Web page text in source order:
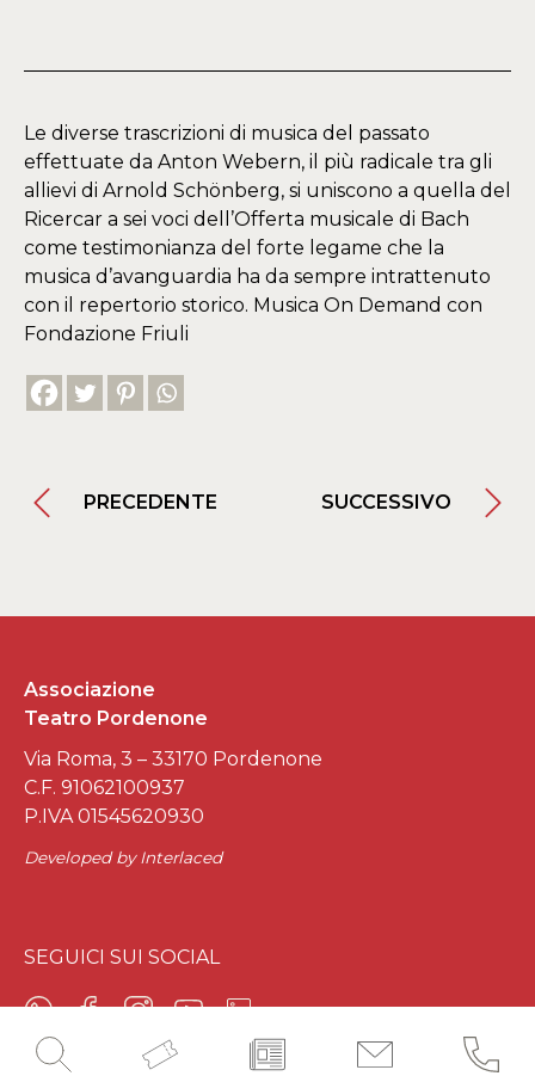
Le diverse trascrizioni di musica del passato
effettuate da Anton Webern, il più radicale tra gli
allievi di Arnold Schönberg, si uniscono a quella del
Ricercar a sei voci dell’Offerta musicale di Bach
come testimonianza del forte legame che la
musica d’avanguardia ha da sempre intrattenuto
con il repertorio storico. Musica On Demand con
Fondazione Friuli
PRECEDENTE SUCCESSIVO
Associazione
Teatro Pordenone
Via Roma, 3 – 33170 Pordenone
C.F. 91062100937
P.IVA 01545620930
Developed by Interlaced
SEGUICI SUI SOCIAL